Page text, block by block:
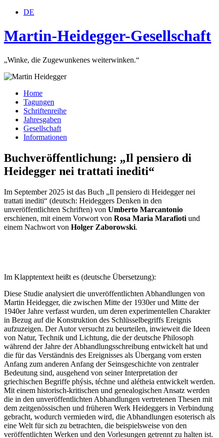
DE
Martin-Heidegger-Gesellschaft
„Winke, die Zugewunkenes weiterwinken.“
Home
Tagungen
Schriftenreihe
Jahresgaben
Gesellschaft
Informationen
Buchveröffentlichung: „Il pensiero di
Heidegger nei trattati inediti“
Im September 2025 ist das Buch „Il pensiero di Heidegger nei
trattati inediti“ (deutsch: Heideggers Denken in den
unveröffentlichten Schriften) von Umberto Marcantonio
erschienen, mit einem Vorwort von Rosa Maria Marafioti und
einem Nachwort von Holger Zaborowski.
Im Klapptentext heißt es (deutsche Übersetzung):
Diese Studie analysiert die unveröffentlichten Abhandlungen von
Martin Heidegger, die zwischen Mitte der 1930er und Mitte der
1940er Jahre verfasst wurden, um deren experimentellen Charakter
in Bezug auf die Konstruktion des Schlüsselbegriffs Ereignis
aufzuzeigen. Der Autor versucht zu beurteilen, inwieweit die Ideen
von Natur, Technik und Lichtung, die der deutsche Philosoph
während der Jahre der Abhandlungsschreibung entwickelt hat und
die für das Verständnis des Ereignisses als Übergang vom ersten
Anfang zum anderen Anfang der Seinsgeschichte von zentraler
Bedeutung sind, ausgehend von seiner Interpretation der
griechischen Begriffe phýsis, téchne und alétheia entwickelt werden.
Mit einem historisch-kritischen und genealogischen Ansatz werden
die in den unveröffentlichten Abhandlungen vertretenen Thesen mit
dem zeitgenössischen und früheren Werk Heideggers in Verbindung
gebracht, wodurch vermieden wird, die Abhandlungen esoterisch als
eine Welt für sich zu betrachten, die beispielsweise von den
veröffentlichten Werken und den Vorlesungen getrennt zu halten ist.